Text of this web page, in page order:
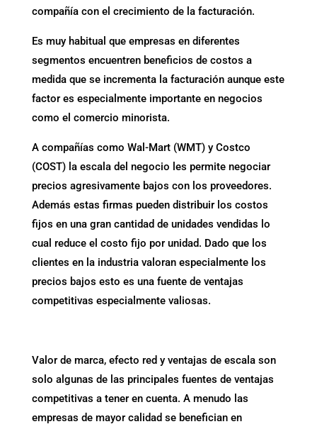
compañía con el crecimiento de la facturación.
Es muy habitual que empresas en diferentes
segmentos encuentren beneficios de costos a
medida que se incrementa la facturación aunque este
factor es especialmente importante en negocios
como el comercio minorista.
A compañías como Wal-Mart (WMT) y Costco
(COST) la escala del negocio les permite negociar
precios agresivamente bajos con los proveedores.
Además estas firmas pueden distribuir los costos
fijos en una gran cantidad de unidades vendidas lo
cual reduce el costo fijo por unidad. Dado que los
clientes en la industria valoran especialmente los
precios bajos esto es una fuente de ventajas
competitivas especialmente valiosas.
Valor de marca, efecto red y ventajas de escala son
solo algunas de las principales fuentes de ventajas
competitivas a tener en cuenta. A menudo las
empresas de mayor calidad se benefician en